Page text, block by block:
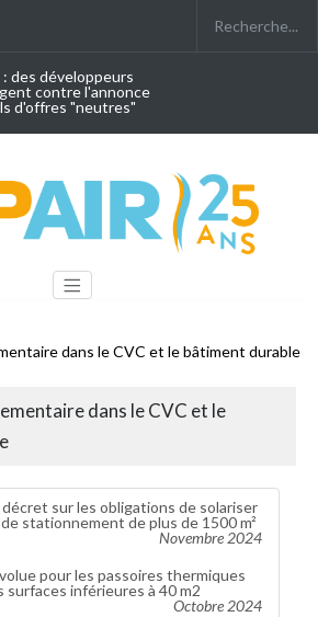
: des développeurs
contre l'annonce
d'offres "neutres"
dans le CVC et le bâtiment durable
dans le CVC et le
sur les obligations de solariser
stationnement de plus de 1500 m²
Novembre 2024
pour les passoires thermiques
surfaces inférieures à 40 m2
Octobre 2024